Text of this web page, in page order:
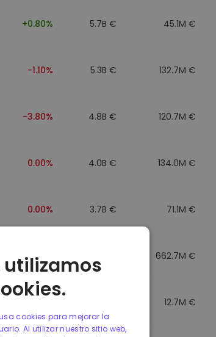
+0.80% 5.7B € 45.1M €
-1.10% 5.3B € 132.7M €
-3.80% 4.8B € 120.7M €
0.00% 4.0B € 134.0M €
0.00% 3.7B € 71.1M €
0.00% 662.7M €
12.7M €
utilizamos
cookies para mejorar la
Al utilizar nuestro sitio web,